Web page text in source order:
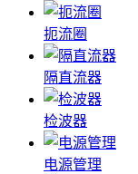
扼流圈
隔直流器
检波器
电源管理